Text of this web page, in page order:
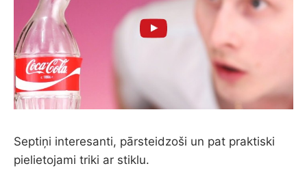
Septiņi interesanti, pārsteidzoši un pat praktiski
pielietojami triki ar stiklu.